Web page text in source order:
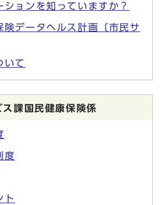
ションを知っていますか？
険データヘルス計画〔市民サ
いて
課国民健康保険係
度
ト